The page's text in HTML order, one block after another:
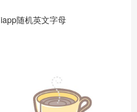
iapp随机英文字母